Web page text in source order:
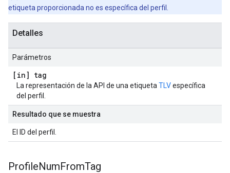
etiqueta proporcionada no es específica del perfil.
Detalles
Parámetros
[in] tag
La representación de la API de una etiqueta TLVespecífica
del perfil.
Resultado que se muestra
El ID del perfil.
ProfileNumFromTag